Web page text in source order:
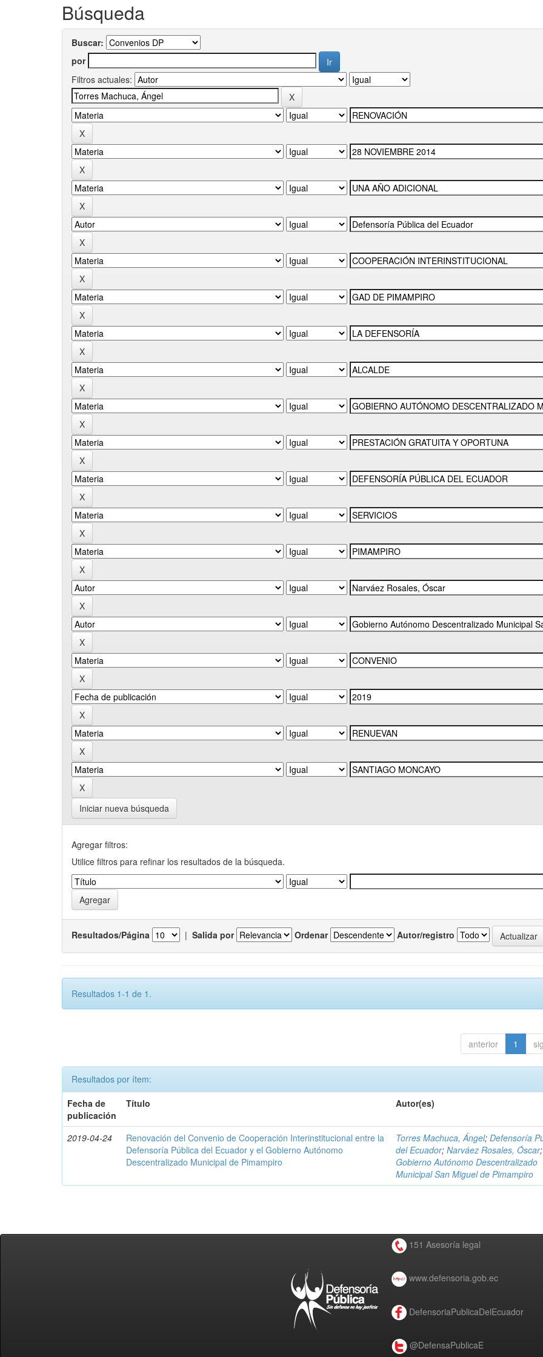
Búsqueda
Buscar:
por
Filtros actuales:
Iniciar nueva búsqueda
Agregar filtros:
Utilice filtros para refinar los resultados de la búsqueda.
Resultados/Página | Salida por Ordenar Autor/registro
Resultados 1-1 de 1.
anterior 1
Resultados por ítem:
Fecha de
publicación
Título Autor(es)
2019-04-24
Renovación del Convenio de Cooperación Interinstitucional entre la
Defensoría Pública del Ecuador y el Gobierno Autónomo
Descentralizado Municipal de Pimampiro
Torres Machuca, Ángel;Defensoría
del Ecuador;Narváez Rosales, Óscar;
Gobierno Autónomo Descentralizado
Municipal San Miguel de Pimampiro
151 Asesoría legal
www.defensoria.gob.ec
DefensoriaPublicaDelEcuador
@DefensaPublicaE